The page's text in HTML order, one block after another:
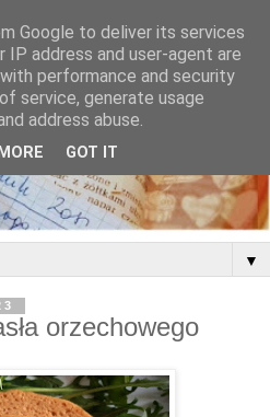
▼
orzechowego
Google to deliver its services
IP address and user-agent are
performance and security
service, generate usage
address abuse.
GOT IT